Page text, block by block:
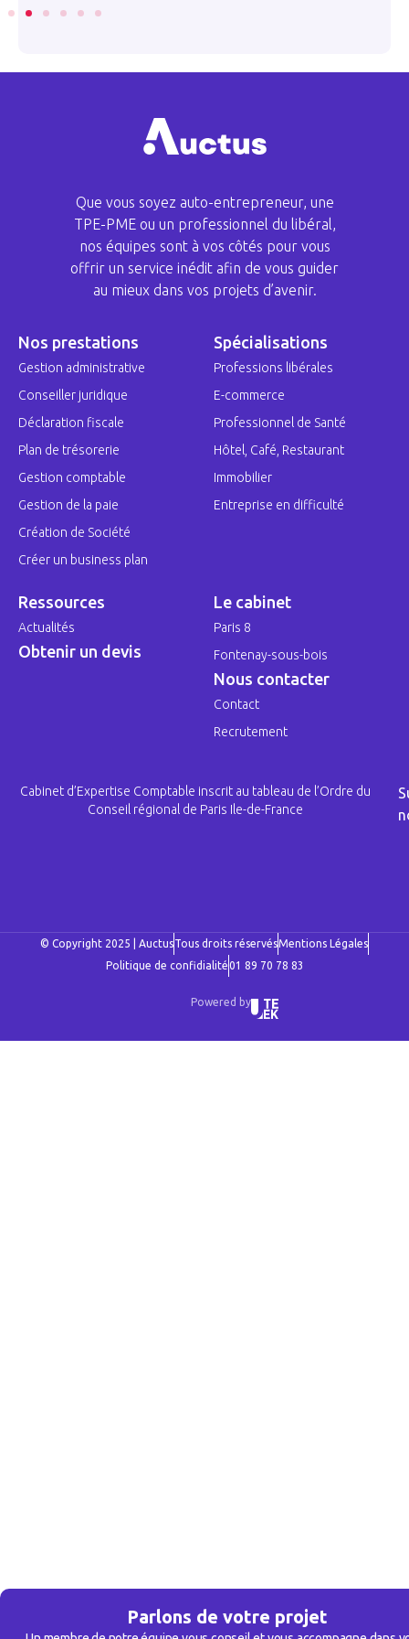
Parlons de votre projet
Que vous soyez auto-entrepreneur, une
TPE-PME ou un professionnel du libéral,
nos équipes sont à vos côtés pour vous
offrir un service inédit afin de vous guider
au mieux dans vos projets d’avenir.
Nos prestations
Gestion administrative
Conseiller juridique
Déclaration fiscale
Plan de trésorerie
Gestion comptable
Gestion de la paie
Création de Société
Créer un business plan
Spécialisations
Professions libérales
E-commerce
Professionnel de Santé
Hôtel, Café, Restaurant
Immobilier
Entreprise en difficulté
Ressources
Actualités
Obtenir un devis
Le cabinet
Paris 8
Fontenay-sous-bois
Nous contacter
Contact
Recrutement
Cabinet d’Expertise Comptable inscrit au tableau de l’Ordre du
Conseil régional de Paris Ile-de-France
© Copyright 2025 | AuctusTous droits réservésMentions Légales
Politique de confidialité01 89 70 78 83
Powered by